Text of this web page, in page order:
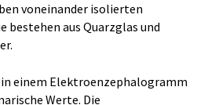
voneinander isolierten
bestehen aus Quarzglas und
einem Elektroenzephalogramm
Werte. Die